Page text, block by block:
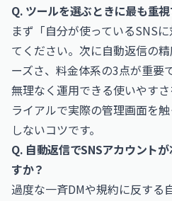
Q. ツールを選ぶときに最も重
まず「自分が使っているSNS
てください。次に自動返信の
ーズさ、料金体系の3点が重要
無理なく運用できる使いやす
ライアルで実際の管理画面を
しないコツです。
Q. 自動返信でSNSアカウント
すか？
過度な一斉DMや規約に反する